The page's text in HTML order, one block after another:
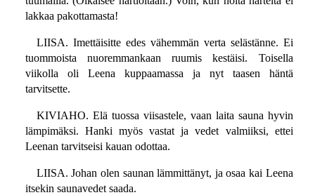
lakkaa pakottamasta!
LIISA. Imettäisitte edes vähemmän verta selästänne. Ei
tuommoista nuoremmankaan ruumis kestäisi. Toisella
viikolla oli Leena kuppaamassa ja nyt taasen häntä
tarvitsette.
KIVIAHO. Elä tuossa viisastele, vaan laita sauna hyvin
lämpimäksi. Hanki myös vastat ja vedet valmiiksi, ettei
Leenan tarvitseisi kauan odottaa.
LIISA. Johan olen saunan lämmittänyt, ja osaa kai Leena
itsekin saunavedet saada.